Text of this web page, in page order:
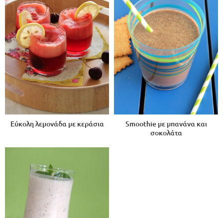
Εύκολη λεμονάδα με κεράσια
Smoothie με μπανάνα και
σοκολάτα